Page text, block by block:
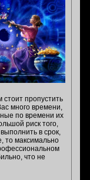
стоит пропустить
много времени,
по времени их
риск того,
в срок,
то максимально
что не